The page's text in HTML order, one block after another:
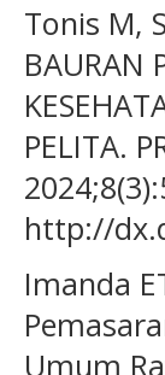
Tonis M,
BAURAN
PELITA.
http://
Imanda
Umum